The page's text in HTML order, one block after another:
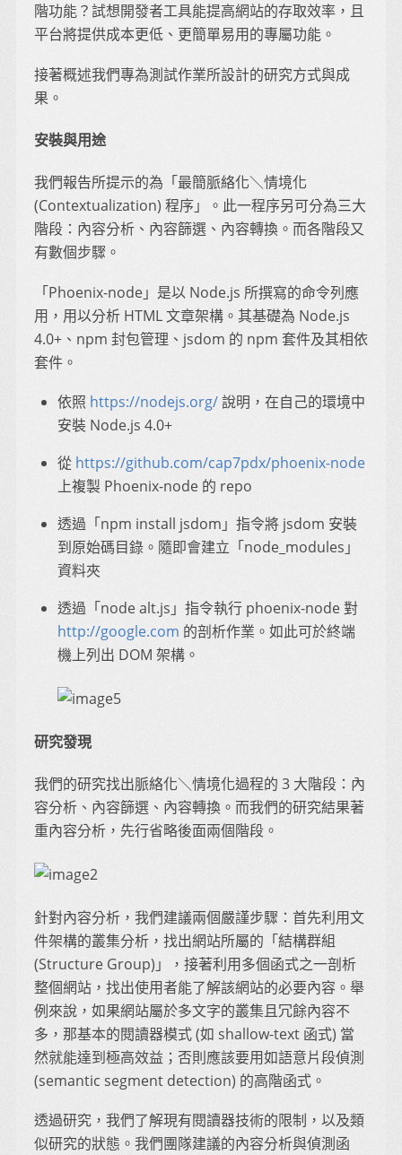
階功能？試想開發者工具能提高網站的存取效率，且
平台將提供成本更低、更簡單易用的專屬功能。
接著概述我們專為測試作業所設計的研究方式與成
果。
安裝與用途
我們報告所提示的為「最簡脈絡化＼情境化
(Contextualization) 程序」。此一程序另可分為三大
階段：內容分析、內容篩選、內容轉換。而各階段又
有數個步驟。
「Phoenix-node」是以 Node.js 所撰寫的命令列應
用，用以分析 HTML 文章架構。其基礎為 Node.js
4.0+、npm 封包管理、jsdom 的 npm 套件及其相依
套件。
依照 https://nodejs.org/說明，在自己的環境中
安裝 Node.js 4.0+
從 https://github.com/cap7pdx/phoenix-node
上複製 Phoenix-node 的 repo
透過「npm install jsdom」指令將 jsdom 安裝
到原始碼目錄。隨即會建立「node_modules」
資料夾
透過「node alt.js」指令執行 phoenix-node 對
http://google.com 的剖析作業。如此可於終端
機上列出 DOM 架構。
研究發現
我們的研究找出脈絡化＼情境化過程的 3 大階段：內
容分析、內容篩選、內容轉換。而我們的研究結果著
重內容分析，先行省略後面兩個階段。
針對內容分析，我們建議兩個嚴謹步驟：首先利用文
件架構的叢集分析，找出網站所屬的「結構群組
(Structure Group)」，接著利用多個函式之一剖析
整個網站，找出使用者能了解該網站的必要內容。舉
例來說，如果網站屬於多文字的叢集且冗餘內容不
多，那基本的閱讀器模式 (如 shallow-text 函式) 當
然就能達到極高效益；否則應該要用如語意片段偵測
(semantic segment detection) 的高階函式。
透過研究，我們了解現有閱讀器技術的限制，以及類
似研究的狀態。我們團隊建議的內容分析與偵測函